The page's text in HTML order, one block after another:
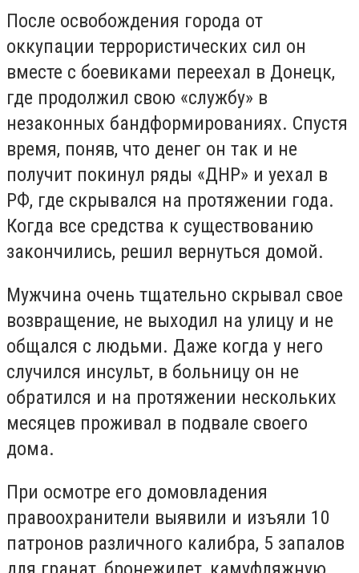
После освобождения города от
оккупации террористических сил он
вместе с боевиками переехал в Донецк,
где продолжил свою «службу» в
незаконных бандформированиях. Спустя
время, поняв, что денег он так и не
получит покинул ряды «ДНР» и уехал в
РФ, где скрывался на протяжении года.
Когда все средства к существованию
закончились, решил вернуться домой.
Мужчина очень тщательно скрывал свое
возвращение, не выходил на улицу и не
общался с людьми. Даже когда у него
случился инсульт, в больницу он не
обратился и на протяжении нескольких
месяцев проживал в подвале своего
дома.
При осмотре его домовладения
правоохранители выявили и изъяли 10
патронов различного калибра, 5 запалов